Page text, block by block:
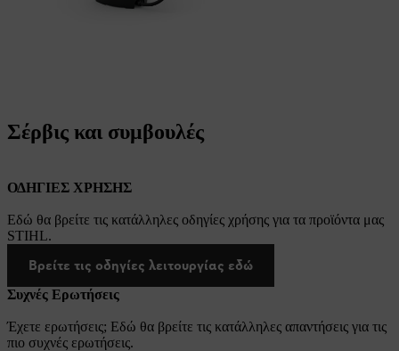
Σέρβις και συμβουλές
ΟΔΗΓΙΕΣ ΧΡΗΣΗΣ
Εδώ θα βρείτε τις κατάλληλες οδηγίες χρήσης για τα προϊόντα μας
STIHL.
Βρείτε τις οδηγίες λειτουργίας εδώ
Συχνές Ερωτήσεις
Έχετε ερωτήσεις; Εδώ θα βρείτε τις κατάλληλες απαντήσεις για τις
πιο συχνές ερωτήσεις.